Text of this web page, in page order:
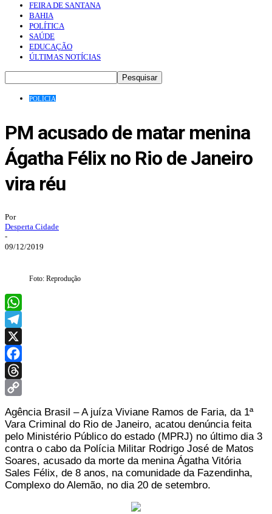
FEIRA DE SANTANA
BAHIA
POLÍTICA
SAÚDE
EDUCAÇÃO
ÚLTIMAS NOTÍCIAS
POLÍCIA
PM acusado de matar menina
Ágatha Félix no Rio de Janeiro
vira réu
Por
Desperta Cidade
-
09/12/2019
Foto: Reprodução
WhatsApp
Telegram
X
Facebook
Threads
Link
Agência Brasil – A juíza Viviane Ramos de Faria, da 1ª
Vara Criminal do Rio de Janeiro, acatou denúncia feita
pelo Ministério Público do estado (MPRJ) no último dia 3
contra o cabo da Polícia Militar Rodrigo José de Matos
Soares, acusado da morte da menina Ágatha Vitória
Sales Félix, de 8 anos, na comunidade da Fazendinha,
Complexo do Alemão, no dia 20 de setembro.